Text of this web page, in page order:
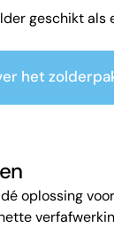
geschikt als
het
oplossing